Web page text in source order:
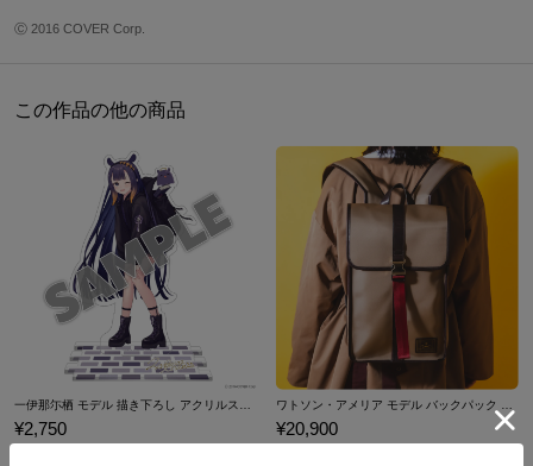
バックパックの内装に施された「ネクロノミコン」の型押しタグが
メインポケットは大きく開き、A4サイズやノートパソコンも楽々収
納可能です。また、フロントとトップにもサブポケットが配置さ
れ、大容量なバックパックになっています。
随所に一伊那尓栖の要素を取り入れたブラックベースのデザイン
は、Takodachiの推し活にも普段使いにも大活躍間違いありませ
※本商品をご購入の際には、1点につき限定A5クリアファイルが1点
特典として付属いたします。
原産国／ 中国
素材／ 本体：ナイロン、ポリエステル、合成皮革 裏地・付属：ポリエステ
ル 金具：鉄、亜鉛合金、プラスチック
サイズガイドページはこちら
Ⓒ 2016 COVER Corp.
この作品の他の商品
一伊那尓栖 モデル 描き下ろし アクリルスタンド ホロライブEnglish -Myth-
¥2,750
ワトソン・アメリア モデル バックパック ホロライブEnglish -Myth-
¥20,900